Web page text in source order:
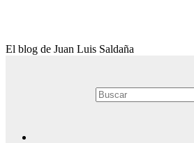
El blog de Juan Luis Saldaña